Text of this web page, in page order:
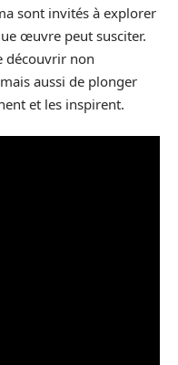
sont invités à explorer
œuvre peut susciter.
découvrir non
aussi de plonger
et les inspirent.